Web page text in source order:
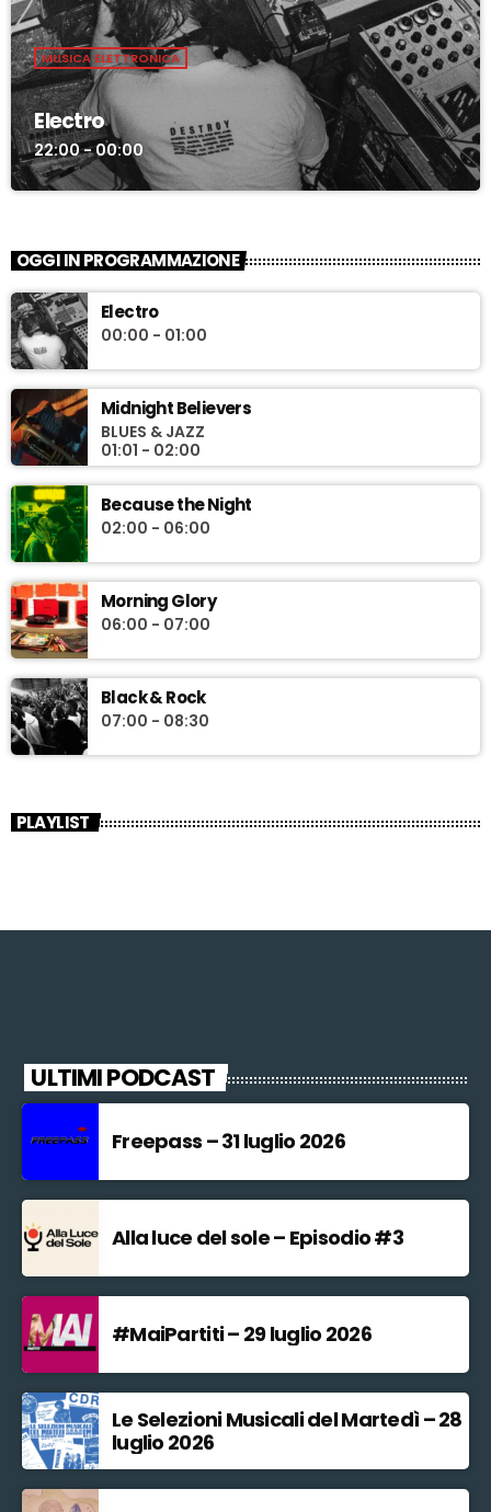
MUSICA ELETTRONICA
Electro
22:00 - 00:00
OGGI IN PROGRAMMAZIONE
Electro
00:00 - 01:00
Midnight Believers
BLUES & JAZZ
01:01 - 02:00
Because the Night
02:00 - 06:00
Morning Glory
06:00 - 07:00
Black & Rock
07:00 - 08:30
PLAYLIST
ULTIMI PODCAST
Freepass – 31 luglio 2026
Alla luce del sole – Episodio #3
#MaiPartiti – 29 luglio 2026
Le Selezioni Musicali del Martedì – 28
luglio 2026